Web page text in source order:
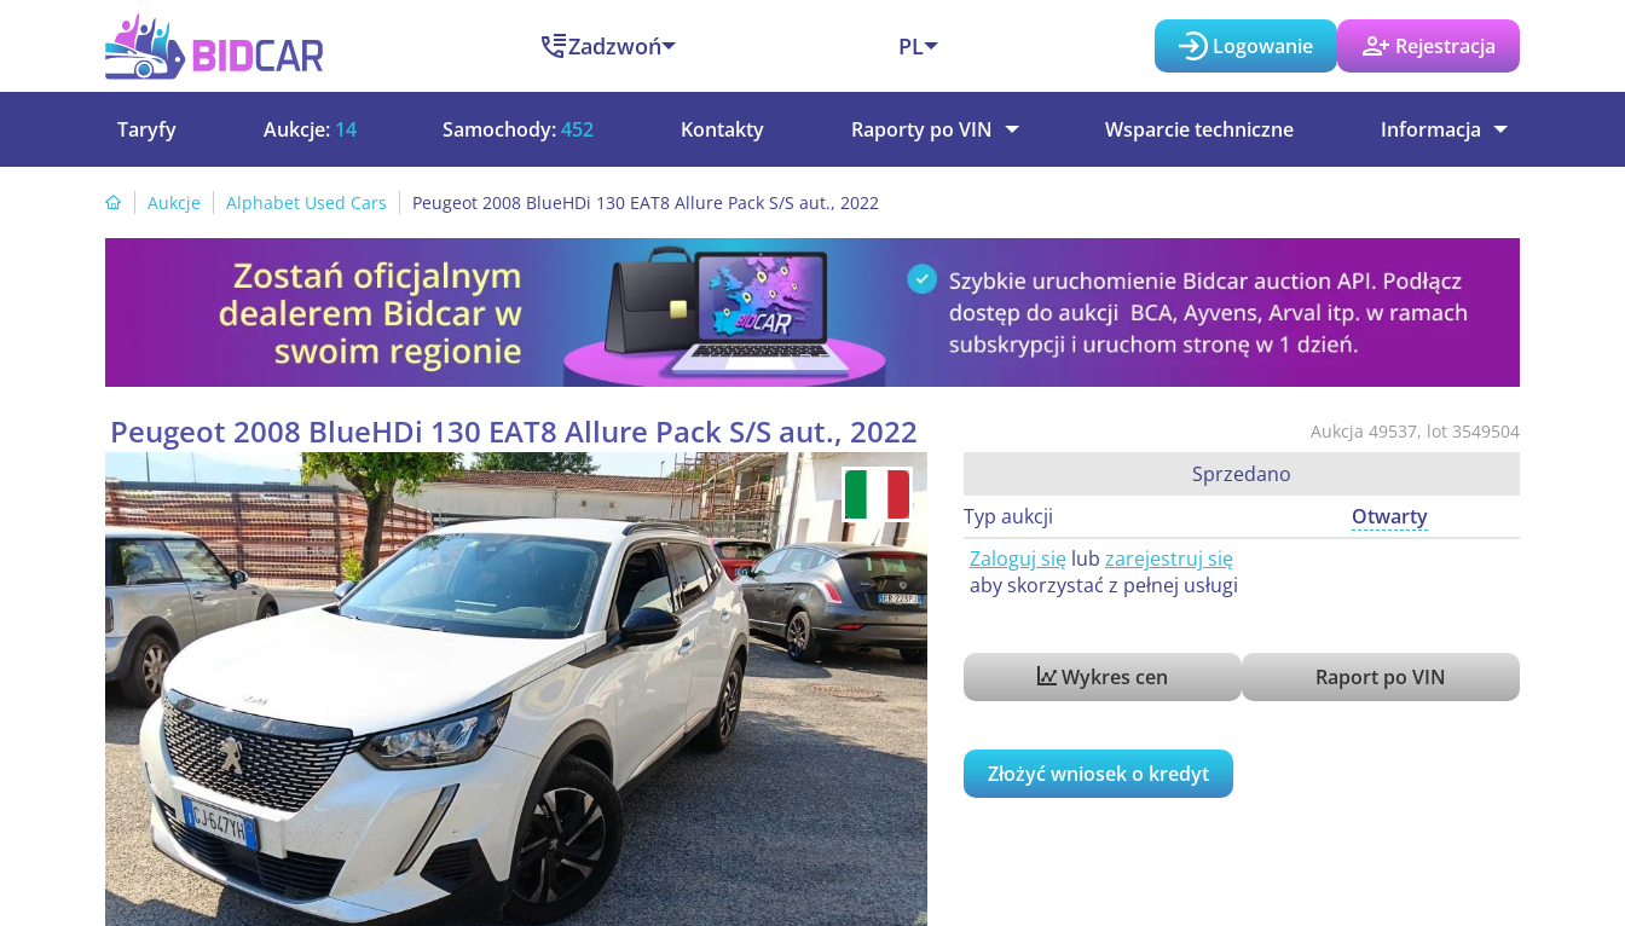
Zadzwoń PL Logowanie Rejestracja
Taryfy Aukcje: 14 Samochody:452 Kontakty Raporty po VIN Wsparcie techniczne Informacja
Aukcje Alphabet Used Cars Peugeot 2008 BlueHDi 130 EAT8 Allure Pack S/S aut., 2022
Aukcja 49537, lot 3549504
Peugeot 2008 BlueHDi 130 EAT8 Allure Pack S/S aut., 2022
Sprzedano
Typ aukcji
Otwarty
Zaloguj się lub zarejestruj się
aby skorzystać z pełnej usługi
Wykres cen Raport po VIN
Złożyć wniosek o kredyt